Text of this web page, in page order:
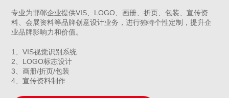
专业为邯郸企业提供VIS、LOGO、画册、折页、包装、宣传资
料、会展资料等品牌创意设计业务，进行独特个性定制，提升企
业品牌影响力和价值。
1、VIS视觉识别系统
2、LOGO标志设计
3、画册/折页/包装
4、宣传资料制作